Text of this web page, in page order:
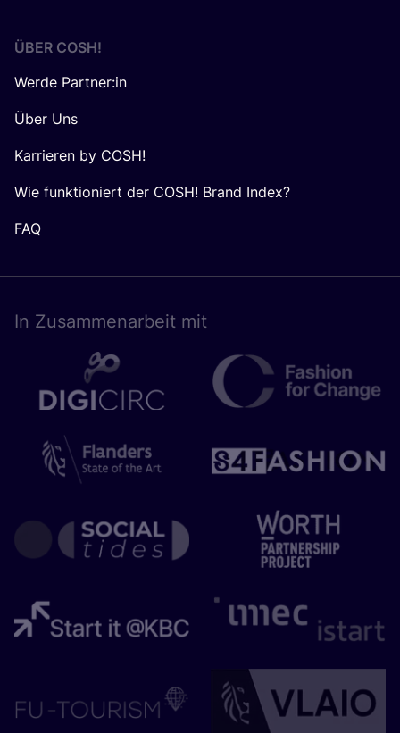
ÜBER COSH!
Werde Partner:in
Über Uns
Karrieren by COSH!
Wie funktioniert der COSH! Brand Index?
FAQ
In Zusam­men­ar­beit mit